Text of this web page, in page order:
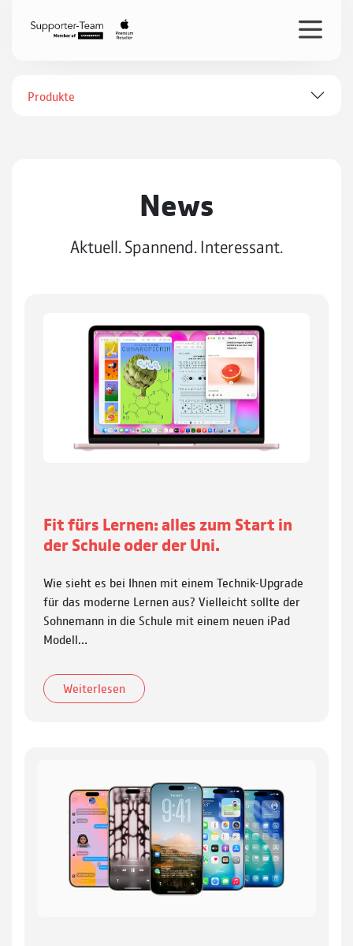
Produkte
News
Aktuell. Spannend. Interessant.
Fit fürs Lernen: alles zum Start in
der Schule oder der Uni.
Wie sieht es bei Ihnen mit einem Technik-Upgrade
für das moderne Lernen aus? Vielleicht sollte der
Sohnemann in die Schule mit einem neuen iPad
Modell…
Weiterlesen